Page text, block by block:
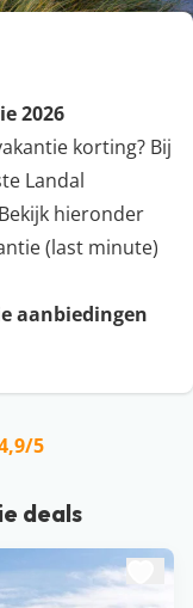
2026
korting? Bij
Landal
hieronder
(last minute)
aanbiedingen
5
voor jou!
deals